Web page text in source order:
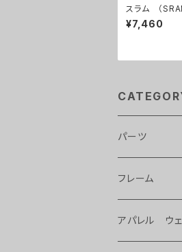
スラム （SRAM)
L 12s チェーン
¥7,460
パーツ
ライト
タイヤ、チュ
フレーム
アパレル ウ